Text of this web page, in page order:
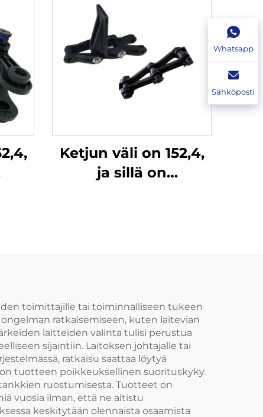
Ketjun väli on 152,4,
ja sillä on
tonnia
toimittajille tai toiminnalliseen tukeen
ratkaisemiseen, kuten laitevian
laitteiden valinta tulisi perustua
sijaintiin. Laitoksen johtajalle tai
ratkaisu saattaa löytyä
tuotteen poikkeuksellinen suorituskyky.
ruostumisesta. Tuotteet on
vuosia ilman, että ne altistu
keskitytään olennaista osaamista
Whatsapp
Sähköposti